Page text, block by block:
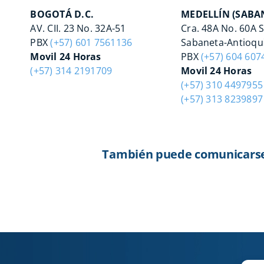
BOGOTÁ D.C.
AV. CII. 23 No. 32A-51
PBX(+57) 601 7561136
Movil 24 Horas
(+57) 314 2191709
MEDELLÍN
Cra. 48A No. 60A
Sabaneta-
PBX(+57) 604
Movil 24 Horas
(+57) 310 4497955
(+57) 313 8239897
También puede